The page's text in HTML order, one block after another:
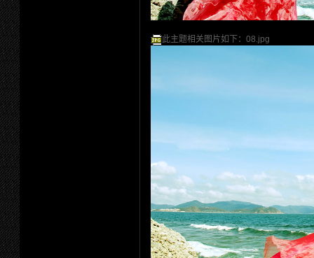
此主题相关图片如下：08.jpg